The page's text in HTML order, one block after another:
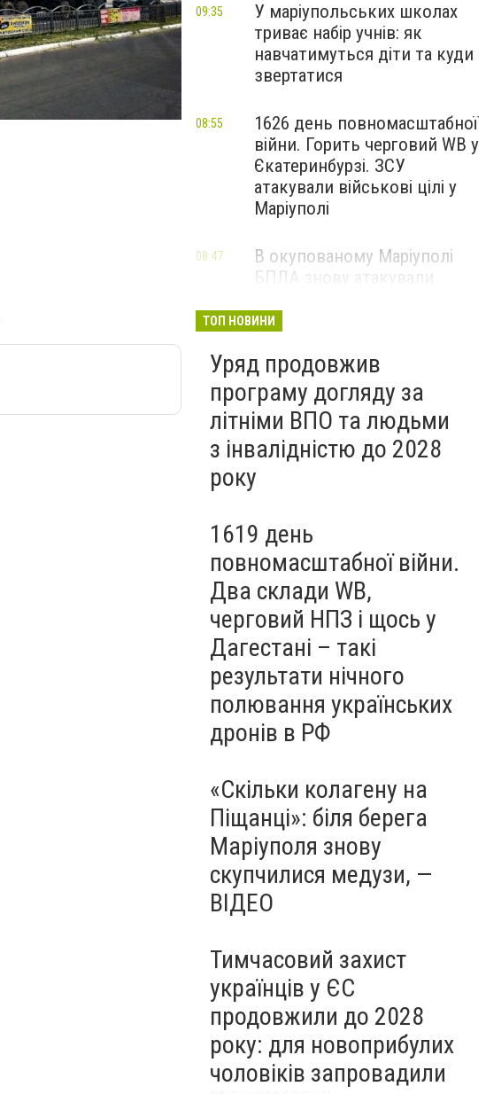
У маріупольських школах
триває набір учнів: як
навчатимуться діти та куди
звертатися
09:35
1626 день повномасштабної
війни. Горить черговий WB у
Єкатеринбурзі. ЗСУ
атакували військові цілі у
Маріуполі
08:55
В окупованому Маріуполі
БПЛА знову атакували
— ВІДЕО
08:47
ТОП НОВИНИ
Уряд продовжив
програму догляду за
літніми ВПО та людьми
з інвалідністю до 2028
року
1619 день
повномасштабної війни.
Два склади WB,
черговий НПЗ і щось у
Дагестані – такі
результати нічного
полювання українських
дронів в РФ
«Скільки колагену на
Піщанці»: біля берега
Маріуполя знову
скупчилися медузи, —
ВІДЕО
Тимчасовий захист
українців у ЄС
продовжили до 2028
року: для новоприбулих
чоловіків запровадили